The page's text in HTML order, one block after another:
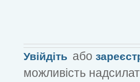
Увійдіть або
можливість